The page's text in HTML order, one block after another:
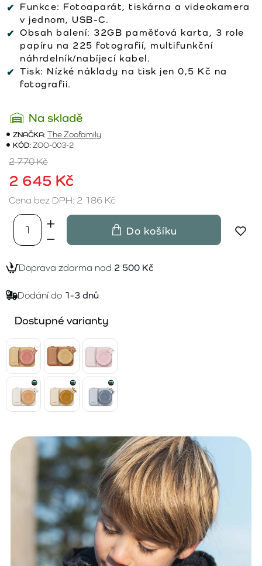
Funkce: Fotoaparát, tiskárna a videokamera
v jednom, USB-C.
Obsah balení: 32GB paměťová karta, 3 role
papíru na 225 fotografií, multifunkční
náhrdelník/nabíjecí kabel.
Tisk: Nízké náklady na tisk jen 0,5 Kč na
fotografii.
Na skladě
ZNAČKA:The Zoofamily
KÓD:ZOO-003-2
2 645 Kč
2 770 Kč
Cena bez DPH: 2 186 Kč
Do košíku
Doprava zdarma nad 2 500 Kč
Dodání do 1-3 dnů
Dostupné varianty